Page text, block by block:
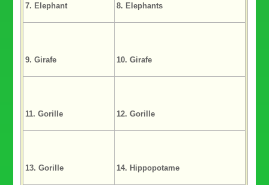
7. Elephant 8. Elephants
9. Girafe 10. Girafe
11. Gorille 12. Gorille
13. Gorille 14. Hippopotame